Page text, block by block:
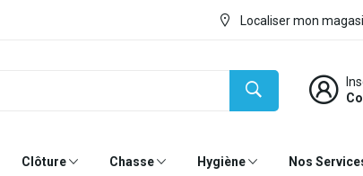
Localiser mon
Clôture Chasse Hygiène Nos